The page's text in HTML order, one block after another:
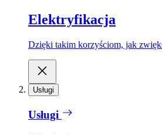
Elektryfikacja
Dzięki takim korzyściom, jak
Usługi
Usługi